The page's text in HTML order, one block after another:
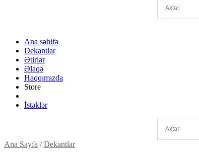
Ana səhifə
Dekantlar
Ətirlər
Əlaqə
Haqqımızda
Store
İstəklər
Ana Sayfa /Dekantlar